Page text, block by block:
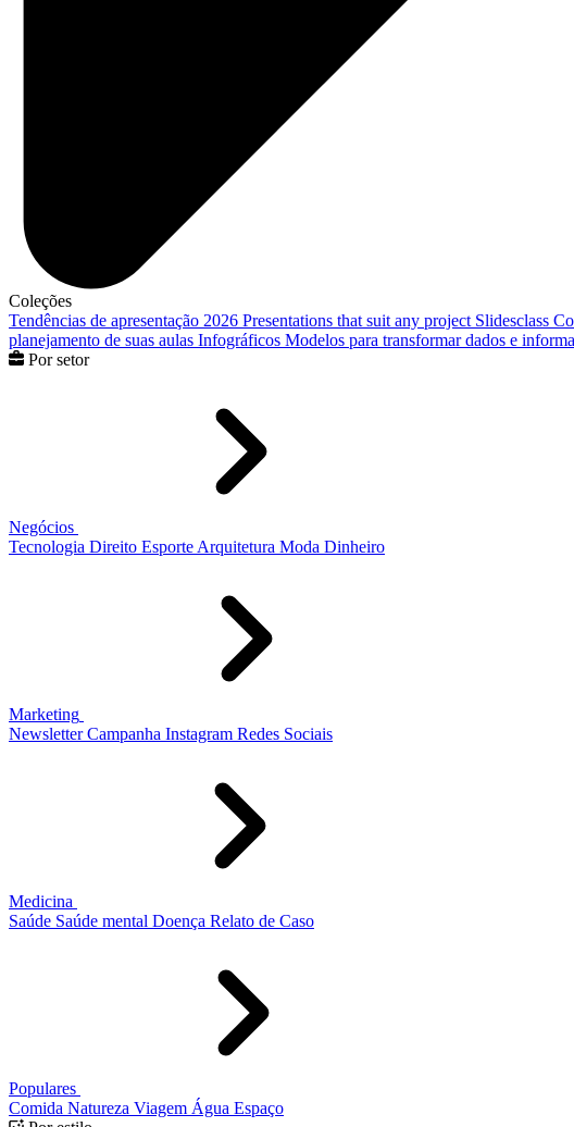
Coleções
Tendências de apresentação 2026 Presentations that suit any project Slidesclass
planejamento de suas aulas Infográficos Modelos para transformar dados e
Por setor
Negócios
Tecnologia Direito Esporte Arquitetura Moda Dinheiro
Marketing
Newsletter Campanha Instagram Redes Sociais
Medicina
Saúde Saúde mental Doença Relato de Caso
Populares
Comida Natureza Viagem Água Espaço